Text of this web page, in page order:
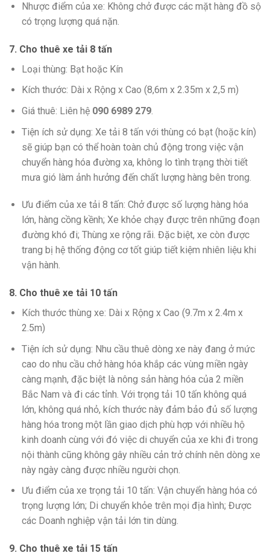
Nhược điểm của xe: Không chở được các mặt hàng đồ sộ
có trọng lượng quá nặn.
7. Cho thuê xe tải 8 tấn
Loại thùng: Bạt hoặc Kín
Kích thước: Dài x Rộng x Cao (8,6m x 2.35m x 2,5 m)
Giá thuê: Liên hệ 090 6989 279.
Tiện ích sử dụng: Xe tải 8 tấn với thùng có bạt (hoặc kín)
sẽ giúp bạn có thể hoàn toàn chủ động trong việc vận
chuyển hàng hóa đường xa, không lo tình trạng thời tiết
mưa gió làm ảnh hưởng đến chất lượng hàng bên trong.
Ưu điểm của xe tải 8 tấn: Chở được số lượng hàng hóa
lớn, hàng cồng kềnh; Xe khỏe chạy được trên những đoạn
đường khó đi; Thùng xe rộng rãi. Đặc biệt, xe còn được
trang bị hệ thống động cơ tốt giúp tiết kiệm nhiên liệu khi
vận hành.
8. Cho thuê xe tải 10 tấn
Kích thước thùng xe: Dài x Rộng x Cao (9.7m x 2.4m x
2.5m)
Tiện ích sử dụng: Nhu cầu thuê dòng xe này đang ở mức
cao do nhu cầu chở hàng hóa khắp các vùng miền ngày
càng mạnh, đặc biệt là nông sản hàng hóa của 2 miền
Bắc Nam và đi các tỉnh. Với trọng tải 10 tấn không quá
lớn, không quá nhỏ, kích thước này đảm bảo đủ số lượng
hàng hóa trong một lần giao dịch phù hợp với nhiều hộ
kinh doanh cùng với đó việc di chuyển của xe khi đi trong
nội thành cũng không gây nhiều cản trở chính nên dòng xe
này ngày càng được nhiều người chọn.
Ưu điểm của xe trọng tải 10 tấn: Vận chuyển hàng hóa có
trọng lượng lớn; Di chuyển khỏe trên mọi địa hình; Được
các Doanh nghiệp vận tải lớn tin dùng.
9. Cho thuê xe tải 15 tấn